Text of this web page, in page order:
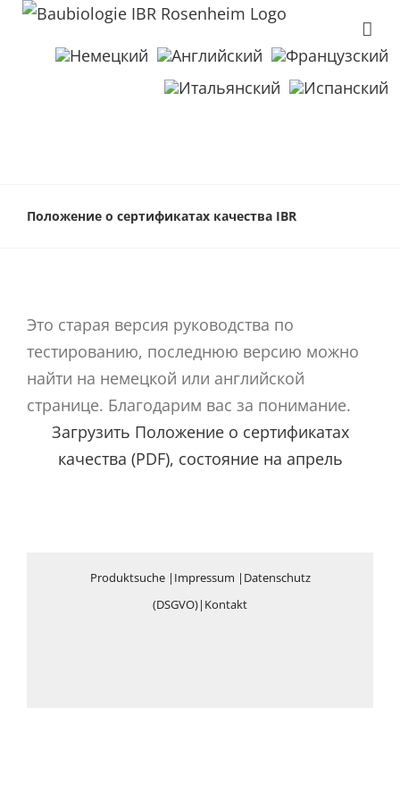
Положение о сертификатах качества IBR
Это старая версия руководства по
тестированию, последнюю версию можно
найти на немецкой или английской
странице. Благодарим вас за понимание.
Загрузить Положение о сертификатах
качества (PDF), состояние на апрель
Produktsuche| Impressum | Datenschutz
(DSGVO)| Kontakt